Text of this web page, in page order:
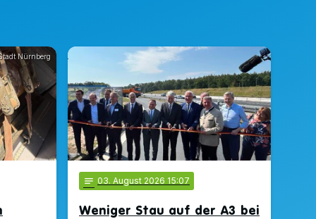
Nürnberg
notes 03. August 2026 15:07
Weniger Stau auf der A3 bei